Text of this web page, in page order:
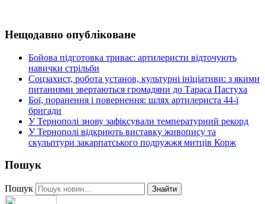
Нещодавно опубліковане
Бойова підготовка триває: артилеристи відточують
навички стрільби
Соцзахист, робота установ, культурні ініціативи: з якими
питаннями звертаються громадяни до Тараса Пастуха
Бої, поранення і повернення: шлях артилериста 44-ї
бригади
У Тернополі знову зафіксували температурний рекорд
У Тернополі відкриють виставку живопису та
скульптури закарпатського подружжя митців Корж
Пошук
Пошук Знайти